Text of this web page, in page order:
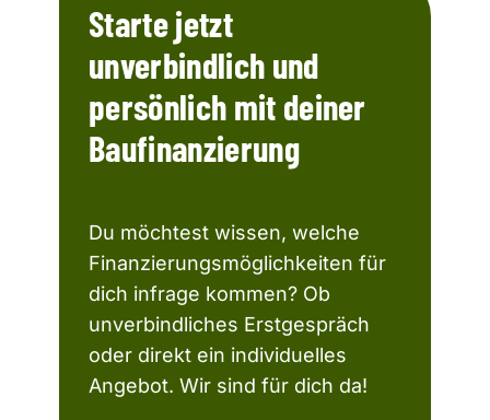
Starte jetzt
unverbindlich und
persönlich mit deiner
Baufinanzierung
Du möchtest wissen, welche
Finanzierungsmöglichkeiten für
dich infrage kommen? Ob
unverbindliches Erstgespräch
oder direkt ein individuelles
Angebot. Wir sind für dich da!